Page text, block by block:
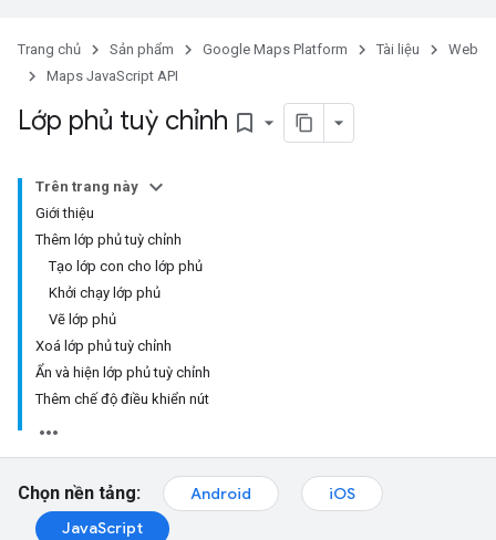
Trang chủ Sản phẩm Google Maps Platform Tài liệu
Web
Maps JavaScript API
Lớp phủ tuỳ chỉnh bookmark_border
Trên trang này
Giới thiệu
Thêm lớp phủ tuỳ chỉnh
Tạo lớp con cho lớp phủ
Khởi chạy lớp phủ
Vẽ lớp phủ
Xoá lớp phủ tuỳ chỉnh
Ẩn và hiện lớp phủ tuỳ chỉnh
Thêm chế độ điều khiển nút
Chọn nền tảng: Android
iOS
JavaScript